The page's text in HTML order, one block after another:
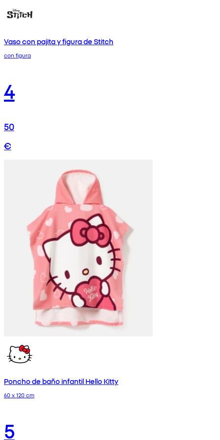
Vaso con pajita y figura de Stitch
con figura
4
50
€
Poncho de baño infantil Hello Kitty
60 x 120 cm
5